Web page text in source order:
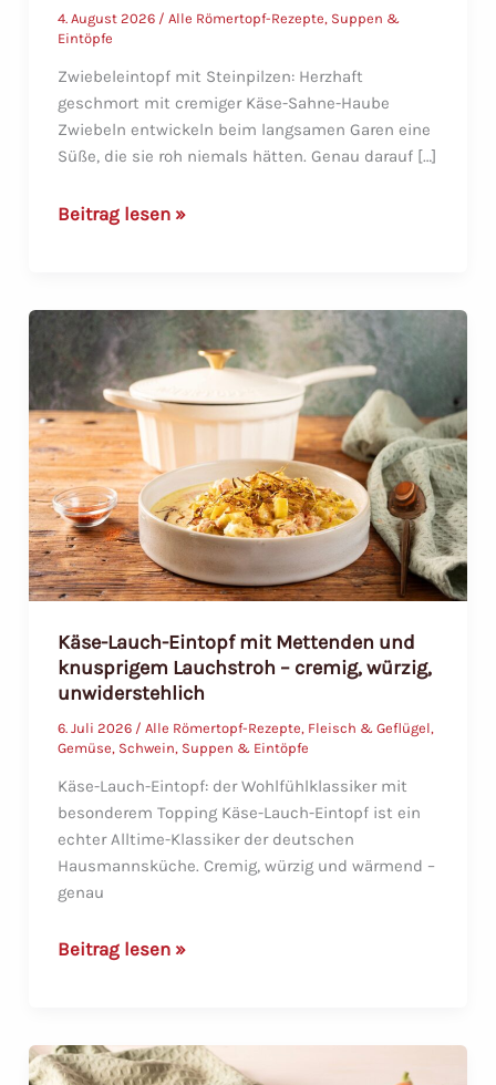
4. August 2026 / Alle Römertopf-Rezepte, Suppen &
Eintöpfe
Zwiebeleintopf mit Steinpilzen: Herzhaft
geschmort mit cremiger Käse-Sahne-Haube
Zwiebeln entwickeln beim langsamen Garen eine
Süße, die sie roh niemals hätten. Genau darauf […]
Zwiebeleintopf
und
goldbrauner
Käsehaube
Beitrag lesen »
Käse-Lauch-Eintopf mit Mettenden und
knusprigem Lauchstroh – cremig, würzig,
unwiderstehlich
6. Juli 2026 / Alle Römertopf-Rezepte, Fleisch & Geflügel,
Gemüse, Schwein, Suppen & Eintöpfe
Käse-Lauch-Eintopf: der Wohlfühlklassiker mit
besonderem Topping Käse-Lauch-Eintopf ist ein
echter Alltime-Klassiker der deutschen
Hausmannsküche. Cremig, würzig und wärmend –
genau
Käse-
mit
Mettenden
Beitrag lesen »